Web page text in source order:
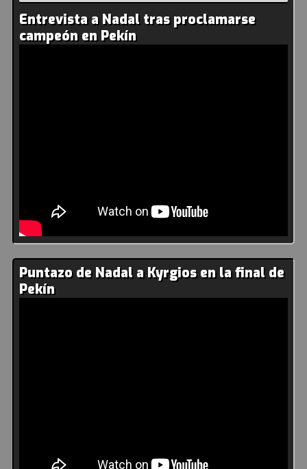
Entrevista a Nadal tras proclamarse
campeón en Pekín
Puntazo de Nadal a Kyrgios en la final de
Pekín